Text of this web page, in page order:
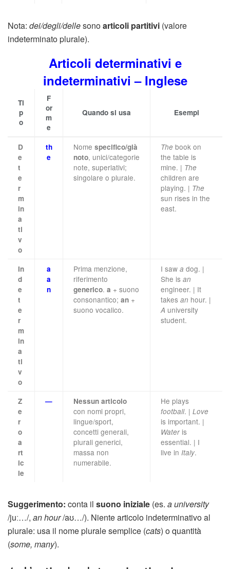
Nota: dei/degli/dellesonoarticoli partitivi (valore
indeterminato plurale).
Articoli determinativi e
indeterminativi – Inglese
Ti
p
o
F
or
m
e
Quando si usa Esempi
D
e
t
e
r
m
in
a
ti
v
o
th
e
Nome specifico/già
noto, unici/categorie
note, superlativi;
singolare o plurale.
The book on
the table is
mine. | The
children are
playing. | The
sun rises in the
east.
In
d
e
t
e
r
m
in
a
ti
v
o
a
a
n
Prima menzione,
riferimento
generico. a + suono
consonantico; an +
suono vocalico.
I saw a dog. |
She is an
engineer. | It
takes an hour. |
A university
student.
Z
e
r
o
a
rt
ic
le
— Nessun articolo
con nomi propri,
lingue/sport,
concetti generali,
plurali generici,
massa non
numerabile.
He plays
football. | Love
is important. |
Water is
essential. | I
live in Italy.
Suggerimento: conta il suono iniziale (es. a university
/juː…/, an hour/aʊ…/). Niente articolo indeterminativo al
plurale: usa il nome plurale semplice (cats) o quantità
(some, many).